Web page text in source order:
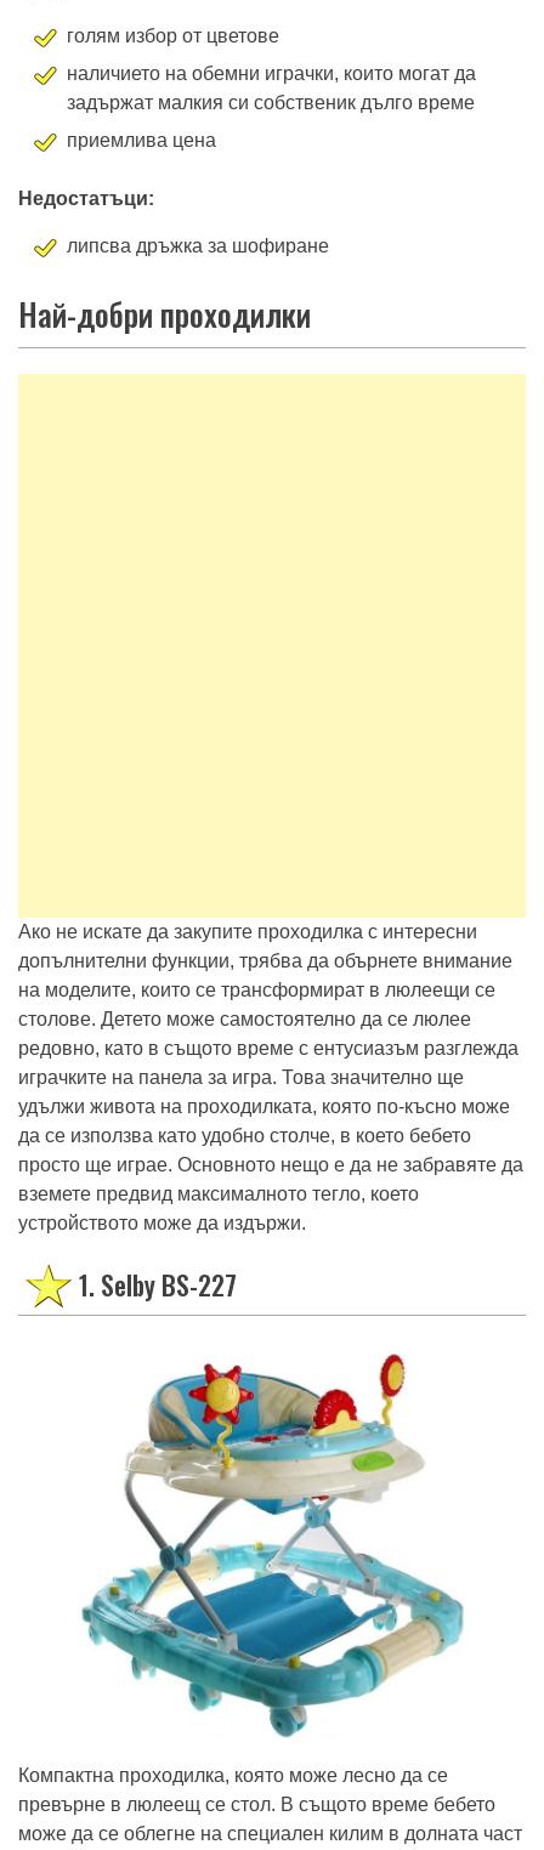
голям избор от цветове
наличието на обемни играчки, които могат да
задържат малкия си собственик дълго време
приемлива цена
Недостатъци:
липсва дръжка за шофиране
Най-добри проходилки
Ако не искате да закупите проходилка с интересни
допълнителни функции, трябва да обърнете внимание
на моделите, които се трансформират в люлеещи се
столове. Детето може самостоятелно да се люлее
редовно, като в същото време с ентусиазъм разглежда
играчките на панела за игра. Това значително ще
удължи живота на проходилката, която по-късно може
да се използва като удобно столче, в което бебето
просто ще играе. Основното нещо е да не забравяте да
вземете предвид максималното тегло, което
устройството може да издържи.
1. Selby BS-227
Компактна проходилка, която може лесно да се
превърне в люлеещ се стол. В същото време бебето
може да се облегне на специален килим в долната част